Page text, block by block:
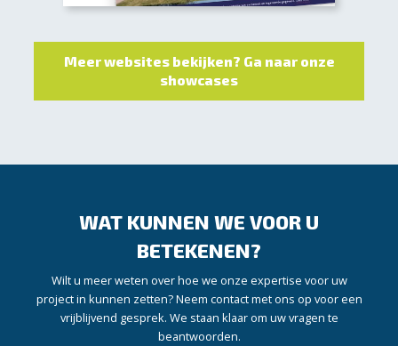
Meer websites bekijken? Ga naar onze
showcases
WAT KUNNEN WE VOOR U
BETEKENEN?
Wilt u meer weten over hoe we onze expertise voor uw
project in kunnen zetten? Neem contact met ons op voor een
vrijblijvend gesprek. We staan klaar om uw vragen te
beantwoorden.